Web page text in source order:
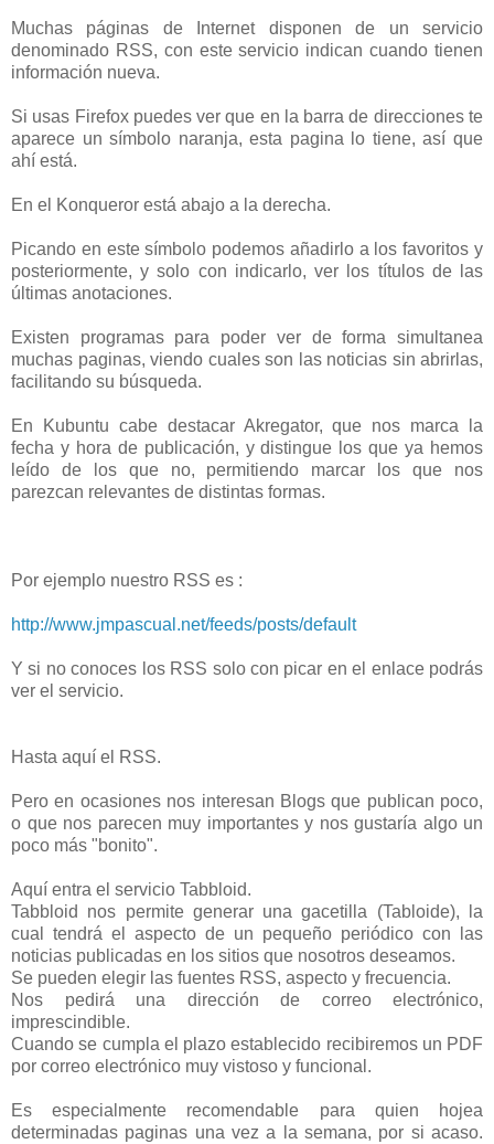
Muchas páginas de Internet disponen de un servicio
denominado RSS, con este servicio indican cuando tienen
información nueva.
Si usas Firefox puedes ver que en la barra de direcciones te
aparece un símbolo naranja, esta pagina lo tiene, así que
ahí está.
En el Konqueror está abajo a la derecha.
Picando en este símbolo podemos añadirlo a los favoritos y
posteriormente, y solo con indicarlo, ver los títulos de las
últimas anotaciones.
Existen programas para poder ver de forma simultanea
muchas paginas, viendo cuales son las noticias sin abrirlas,
facilitando su búsqueda.
En Kubuntu cabe destacar Akregator, que nos marca la
fecha y hora de publicación, y distingue los que ya hemos
leído de los que no, permitiendo marcar los que nos
parezcan relevantes de distintas formas.
Por ejemplo nuestro RSS es :
http://www.jmpascual.net/feeds/posts/default
Y si no conoces los RSS solo con picar en el enlace podrás
ver el servicio.
Hasta aquí el RSS.
Pero en ocasiones nos interesan Blogs que publican poco,
o que nos parecen muy importantes y nos gustaría algo un
poco más "bonito".
Aquí entra el servicio Tabbloid.
Tabbloid nos permite generar una gacetilla (Tabloide), la
cual tendrá el aspecto de un pequeño periódico con las
noticias publicadas en los sitios que nosotros deseamos.
Se pueden elegir las fuentes RSS, aspecto y frecuencia.
Nos pedirá una dirección de correo electrónico,
imprescindible.
Cuando se cumpla el plazo establecido recibiremos un PDF
por correo electrónico muy vistoso y funcional.
Es especialmente recomendable para quien hojea
determinadas paginas una vez a la semana, por si acaso.